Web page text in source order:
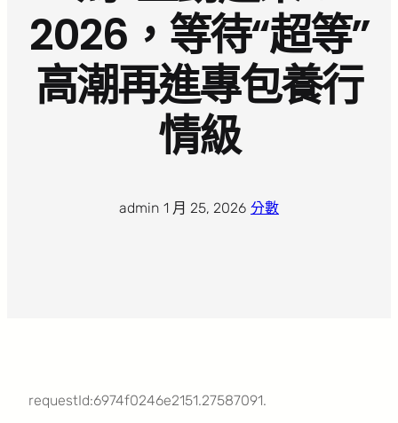
2026，等待“超等”
高潮再進專包養行
情級
admin 1 月 25, 2026 分數
requestId:6974f0246e2151.27587091.